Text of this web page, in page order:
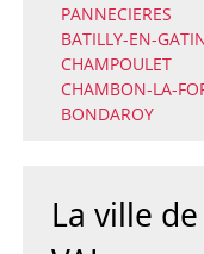
PANNECIERES
BATILLY-EN-
CHAMPOULET
CHAMBON-LA-
BONDAROY
La ville de